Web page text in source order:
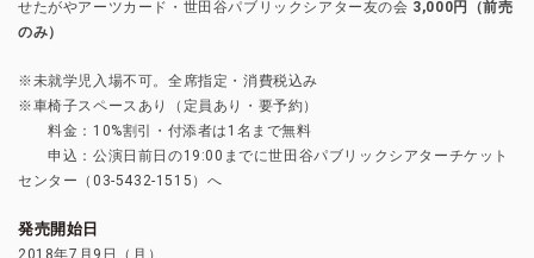
せたがやアーツカード・世田谷パブリックシアター友の会 3,000円（前売
のみ）
※未就学児入場不可。全席指定・消費税込み
※車椅子スペースあり（定員あり・要予約）
料金：10%割引・付添者は1名まで無料
申込：公演日前日の19:00までに世田谷パブリックシアターチケット
センター（03-5432-1515）へ
発売開始日